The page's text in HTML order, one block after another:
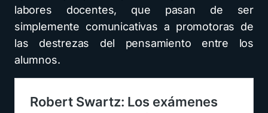
labores docentes, que pasan de ser
simplemente comunicativas a promotoras de
las destrezas del pensamiento entre los
alumnos.